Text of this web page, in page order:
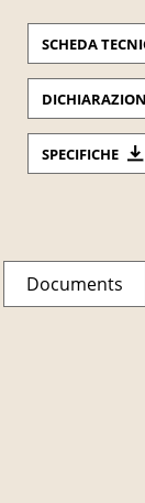
SCHEDA
SPECIFICHE
Documents